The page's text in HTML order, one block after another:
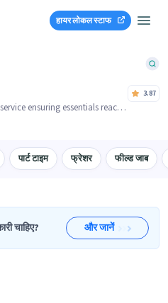
हायर लोकल स्टाफ
ensuring essentials reach
3.87
पार्ट टाइम फ्रेशर फील्ड जाब
चाहिए? और जानें